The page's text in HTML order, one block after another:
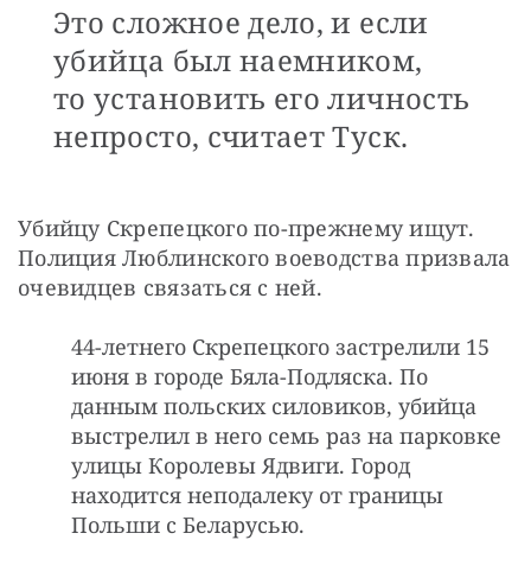
Это сложное дело, и если
убийца был наемником,
то установить его личность
непросто, считает Туск.
Убийцу Скрепецкого по-прежнему ищут.
Полиция Люблинского воеводства призвала
очевидцев связаться с ней.
44-летнего Скрепецкого застрелили 15
июня в городе Бяла-Подляска. По
данным польских силовиков, убийца
выстрелил в него семь раз на парковке
улицы Королевы Ядвиги. Город
находится неподалеку от границы
Польши с Беларусью.